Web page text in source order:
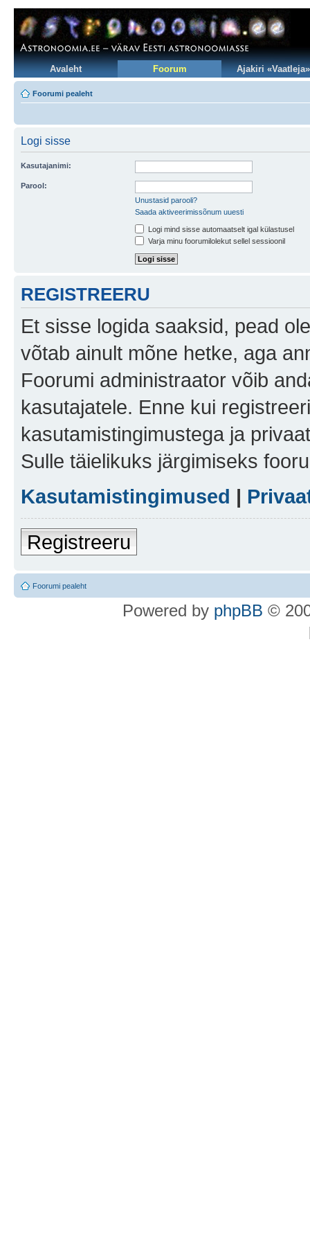
Avaleht Foorum Ajakiri «Vaatleja»
Foorumi pealeht
Logi sisse
Kasutajanimi:
Parool:
Unustasid parooli?
Saada aktiveerimissõnum uuesti
Logi mind sisse automaatselt igal külastusel
Varja minu foorumilolekut sellel sessioonil
REGISTREERU
Et sisse logida saaksid, pead
võtab ainult mõne hetke, aga
Foorumi administraator võib
kasutajatele. Enne kui
kasutamistingimustega ja
Sulle täielikuks järgimiseks
Kasutamistingimused |
Registreeru
Foorumi pealeht
Powered by phpBB ©